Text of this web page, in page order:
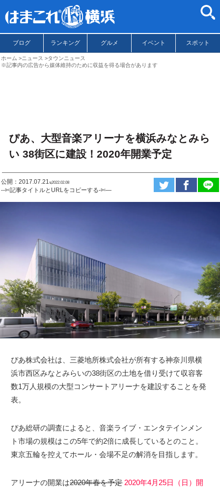
ブログ ランキング グルメ イベント スポット
ホーム ニュース
タウンニュース
※記事内の広告から媒体維持のために収益を得る場合があります
ぴあ、大型音楽アリーナを横浜みなとみら
い 38街区に建設！2020年開業予定
公開：2017.07.21ಇ2022.02.08
--✄記事タイトルとURLをコピーする-✄—
ぴあ株式会社は、三菱地所株式会社が所有する神奈川県横
浜市西区みなとみらいの38街区の土地を借り受けて収容客
数1万人規模の大型コンサートアリーナを建設することを発
表。
ぴあ総研の調査によると、音楽ライブ・エンタテインメン
ト市場の規模はこの5年で約2倍に成長しているとのこと。
東京五輪を控えてホール・会場不足の解消を目指します。
アリーナの開業は2020年春を予定 2020年4月25日（日）開